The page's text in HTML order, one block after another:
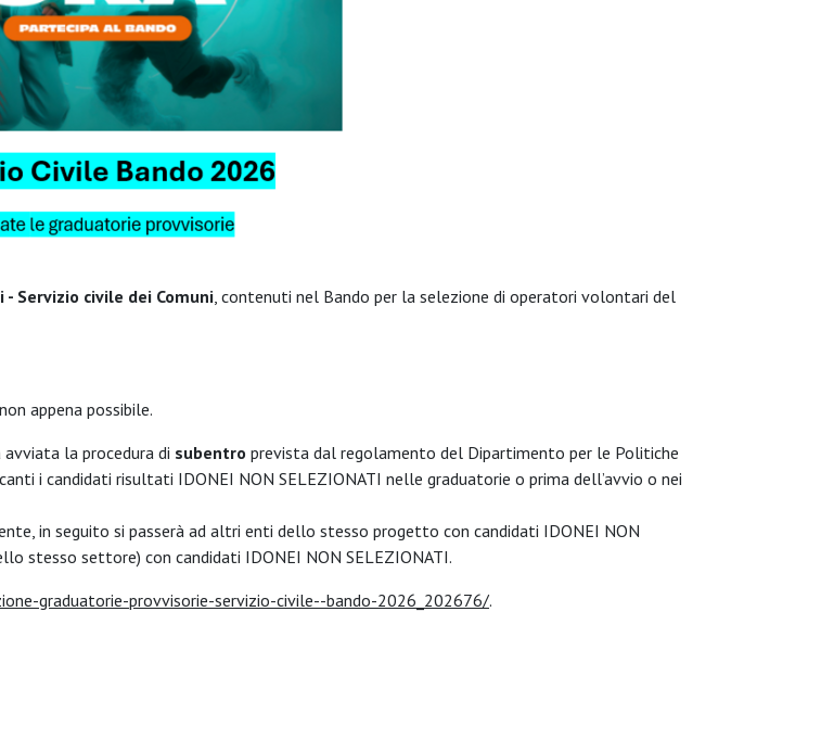
- Servizio civile dei Comuni, contenuti nel Bando per la selezione di operatori volontari del
appena possibile.
la procedura di subentro prevista dal regolamento del Dipartimento per le Politiche
i candidati risultati IDONEI NON SELEZIONATI nelle graduatorie o prima dell’avvio o nei
in seguito si passerà ad altri enti dello stesso progetto con candidati IDONEI NON
stesso settore) con candidati IDONEI NON SELEZIONATI.
graduatorie-provvisorie-servizio-civile--bando-2026_202676/.